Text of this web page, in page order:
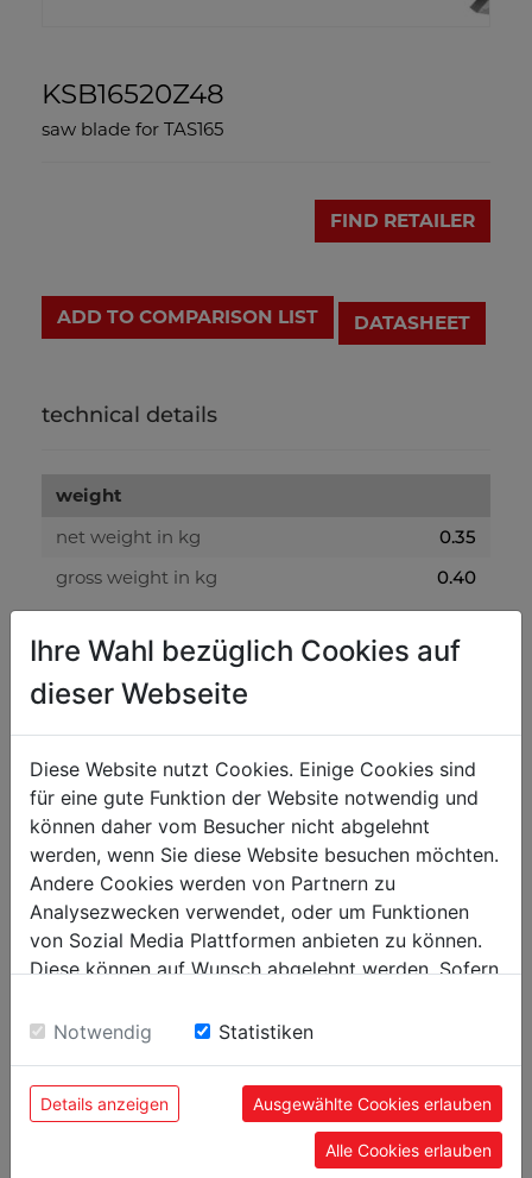
KSB16520Z48
saw blade for TAS165
FIND RETAILER
ADD TO COMPARISON LIST DATASHEET
technical details
weight
net weight in kg
0.35
gross weight in kg
0.40
packaging
packaging height in mm
packaging width in mm
190
packaging length in mm
220
general data
EAN code
9120039905013
POPULAR PRODUCTS
Ihre Wahl bezüglich Cookies auf
dieser Webseite
Diese Website nutzt Cookies. Einige Cookies sind
für eine gute Funktion der Website notwendig und
können daher vom Besucher nicht abgelehnt
werden, wenn Sie diese Website besuchen möchten.
Andere Cookies werden von Partnern zu
Analysezwecken verwendet, oder um Funktionen
von Sozial Media Plattformen anbieten zu können.
Diese können auf Wunsch abgelehnt werden. Sofern
Einwilligung zu unseren Cookies.
Notwendig Statistiken
Details anzeigen Ausgewählte Cookies erlauben
Alle Cookies erlauben